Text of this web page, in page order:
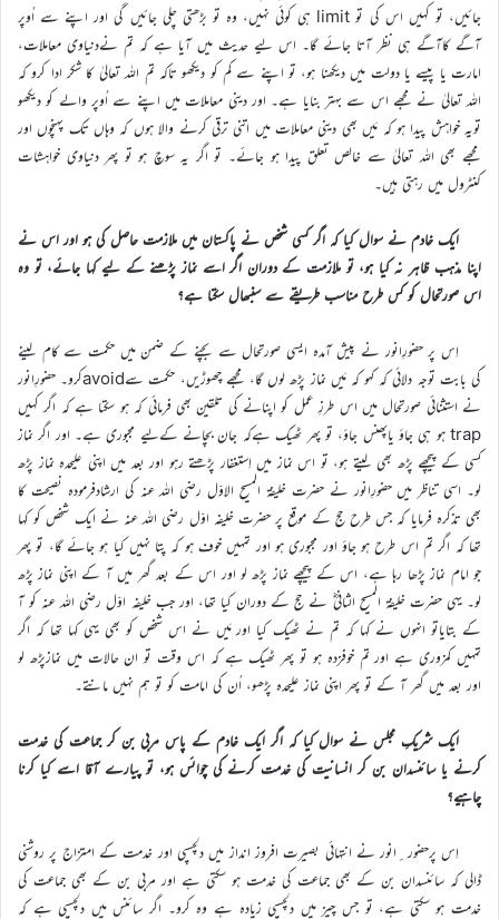
جائیں، تو کہیں اس کی تو limit ہی کوئی نہیں، وہ تو بڑھتی چلی جائیں گی اور اپنے سے اُوپر
آگے کاآگے ہی نظر آتا جائے گا۔ اس لیے حدیث میں آیا ہے کہ تم نےدنیاوی معاملات،
امارت یا پیسے یا دولت میں دیکھنا ہو، تو اپنے سے کم کو دیکھو تاکہ تم اللہ تعالیٰ کا شکر ادا کرو کہ
اللہ تعالیٰ نے مجھے اس سے بہتر بنایا ہے۔ اور دینی معاملات میں اپنے سے اُوپر والے کو دیکھو
تویہ خواہش پیدا ہو کہ مَیں بھی دینی معاملات میں اتنی ترقی کرنے والا ہوں کہ وہاں تک پہنچوں اور
مجھے بھی اللہ تعالیٰ سے خالص تعلق پیدا ہو جائے۔ تو اگر یہ سوچ ہو تو پھر دنیاوی خواہشات
کنٹرول میں رہتی ہیں۔
ایک خادم نے سوال کیا کہ اگر کسی شخص نے پاکستان میں ملازمت حاصل کی ہو اور اس نے
اپنا مذہب ظاہر نہ کیا ہو، تو ملازمت کے دوران اگر اسے نماز پڑھنے کے لیے کہا جائے، تو وہ
اس صورتحال کو کس طرح مناسب طریقے سے سنبھال سکتا ہے؟
اِس پر حضورِانور نے پیش آمدہ ایسی صورتحال سے بچنے کے ضمن میں حکمت سے کام لینے
کی بابت توجہ دلائی کہ کہو کہ مَیں نماز پڑھ لوں گا، مجھے چھوڑیں، حکمت سےavoidکرو۔ حضورِانور
نے استثنائی صورتحال میں اس طرزِ عمل کو اپنانے کی تلقین بھی فرمائی کہ ہو سکتا ہے کہ اگر کہیں
trap ہو ہی جاؤ یاپھنس جاؤ، تو پھر ٹھیک ہےکہ جان بچانے کےلیے مجبوری ہے۔ اور اگر نماز
کسی کے پیچھے پڑھ بھی لیتے ہو، تو اس نماز میں اِستغفار پڑھتے رہو اور بعد میں اپنی علیحدہ نماز پڑھ
لو۔ اسی تناظر میں حضورِانور نے حضرت خلیفۃ المسیح الاوّل رضی الله عنہ کی ارشادفرمودہ نصیحت کا
بھی تذکرہ فرمایا کہ جس طرح حج کے موقع پر حضرت خلیفہ اوّل رضی الله عنہ نے ایک شخص کو کہا
تھا کہ اگر تم اس طرح ہو جاؤ اور مجبوری ہو اور تمہیں خوف ہو کہ پتا نہیں کیا ہو جائے گا، تو پھر
جو امام نماز پڑھا رہا ہے، اس کے پیچھے نماز پڑھ لو اور اس کے بعد گھر میں آ کے اپنی نماز پڑھ
لو۔ یہی حضرت خلیفة المسیح الثانیؓ نے حج کے دوران کیا تھا، اور جب خلیفہ اوّل رضی اللہ عنہ کو آ
کے بتایاتو انہوں نے کہا کہ تم نے ٹھیک کیا اور مَیں نے اس شخص کو بھی یہی کہا تھا کہ اگر
تمہیں کمزوری ہے اور تم خوفزدہ ہو تو پھر ٹھیک ہے کہ اس وقت تو ان حالات میں نمازپڑھ لو
اور بعد میں گھر آ کے تو پھر اپنی نماز علیحدہ پڑھو، اُن کی امامت کو تو ہم نہیں مانتے۔
ایک شریکِ مجلس نے سوال کیا کہ اگر ایک خادم کے پاس مربی بن کر جماعت کی خدمت
کرنے یا سائنسدان بن کر انسانیت کی خدمت کرنے کی چوائس ہو، تو پیارے آقا اسے کیا کرنا
چاہیے؟
اِس پرحضور ِانور نے انتہائی بصیرت افروز انداز میں دلچسپی اور خدمت کے امتزاج پر روشنی
ڈالی کہ سائنسدان بن کے بھی جماعت کی خدمت ہو سکتی ہے اور مربی بن کے بھی جماعت کی
خدمت ہو سکتی ہے، تو جس چیز میں دلچسپی زیادہ ہے وہ کرو۔ اگر سائنس میں دلچسپی ہے کہ